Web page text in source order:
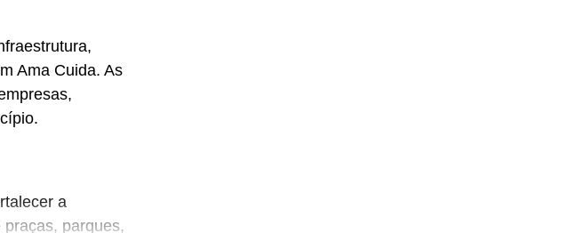
Ama Cuida. As
a
parques,